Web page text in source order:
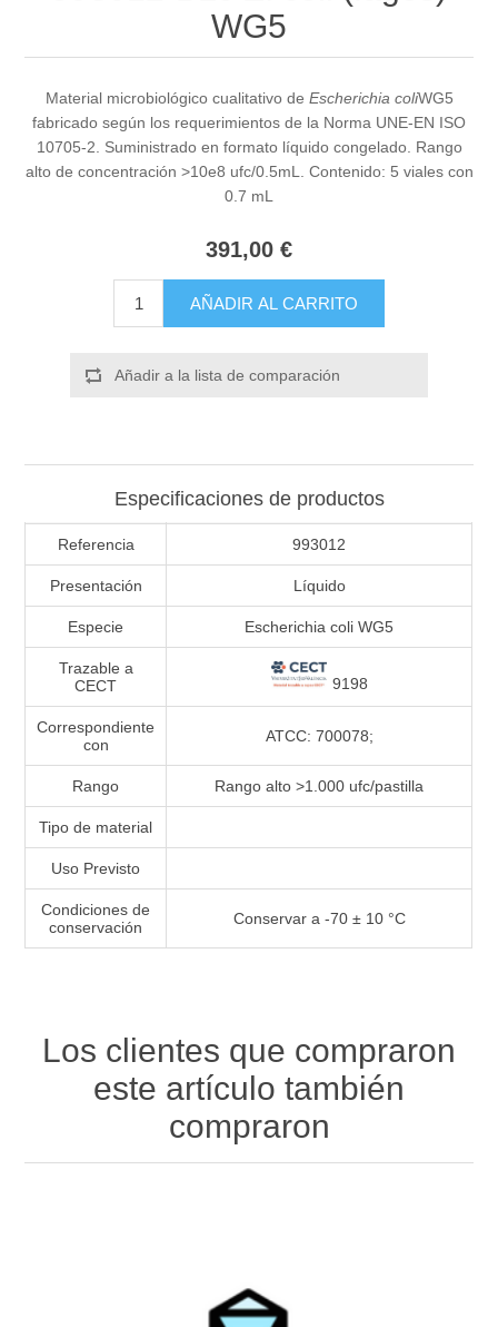
WG5
Material microbiológico cualitativo de Escherichia coliWG5
fabricado según los requerimientos de la Norma UNE-EN ISO
10705-2. Suministrado en formato líquido congelado. Rango
alto de concentración >10e8 ufc/0.5mL. Contenido: 5 viales con
0.7 mL
391,00 €
AÑADIR AL CARRITO
Añadir a la lista de comparación
Especificaciones de productos
Referencia 993012
Presentación Líquido
Especie Escherichia coli WG5
Trazable a
CECT
9198
Correspondiente
con
ATCC: 700078;
Rango Rango alto >1.000 ufc/pastilla
Tipo de material
Uso Previsto
Condiciones de
conservación
Conservar a -70 ± 10 °C
Los clientes que compraron
este artículo también
compraron